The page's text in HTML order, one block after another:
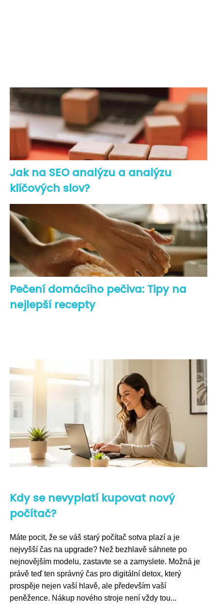
Jak na SEO analýzu a analýzu
klíčových slov?
Pečení domácího pečiva: Tipy na
nejlepší recepty
Kdy se nevyplatí kupovat nový
počítač?
Máte pocit, že se váš starý počítač sotva plazí a je
nejvyšší čas na upgrade? Než bezhlavě sáhnete po
nejnovějším modelu, zastavte se a zamyslete. Možná je
právě teď ten správný čas pro digitální detox, který
prospěje nejen vaší hlavě, ale především vaší
peněžence. Nákup nového stroje není vždy tou...